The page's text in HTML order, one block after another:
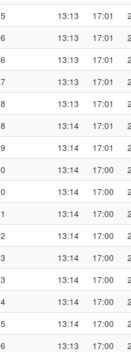
13:13 17:01
13:13 17:01
13:13 17:01
13:13 17:01
13:13 17:01
13:14 17:01
13:14 17:01
13:14 17:00
13:14 17:00
13:14 17:00
13:14 17:00
13:14 17:00
13:14 17:00
13:14 17:00
13:14 17:00
13:13 17:00